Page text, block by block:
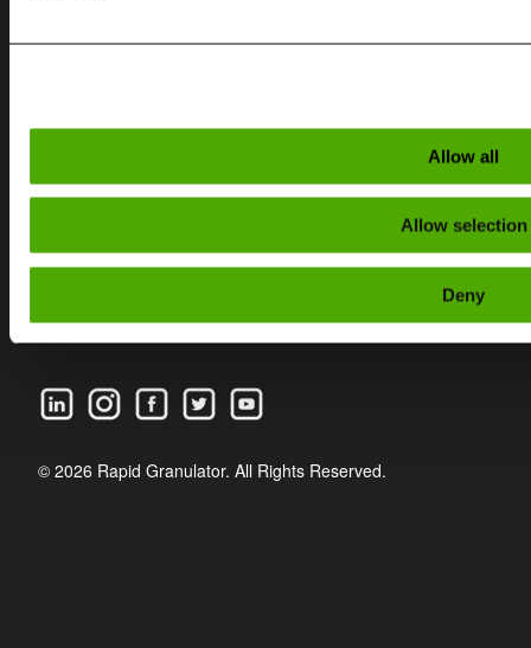
Allow all
Allow selection
Deny
Länkar
DOWNLOADS
KARRIÄR
FRÅGOR OCH SVAR
© 2026 Rapid Granulator. All Rights Reserved.